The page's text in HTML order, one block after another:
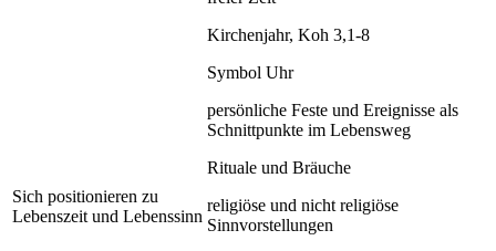
Sich positionieren zu
Lebenszeit und Lebenssinn
Kirchenjahr, Koh 3,1-8
Symbol Uhr
persönliche Feste und Ereignisse als
Schnittpunkte im Lebensweg
Rituale und Bräuche
religiöse und nicht religiöse
Sinnvorstellungen